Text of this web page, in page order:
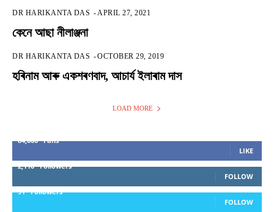
DR HARIKANTA DAS -APRIL 27, 2021
কেনে আছা নীলাঞ্জনা
DR HARIKANTA DAS -OCTOBER 29, 2019
হৰিনাম আৰু একশৰণবাদ, আচাৰ্য ইলাৰাম দাস
LOAD MORE
84,000 Fans
LIKE
2,110 Followers
FOLLOW
91 Followers
FOLLOW